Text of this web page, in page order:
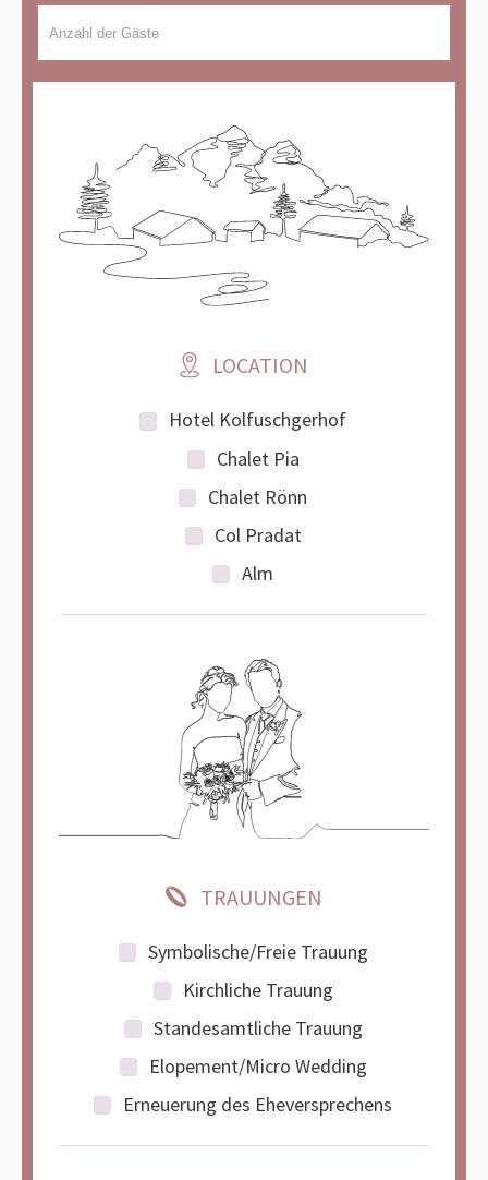
LOCATION
Hotel Kolfuschgerhof
Chalet Pia
Chalet Rönn
Col Pradat
Alm
TRAUUNGEN
Symbolische/Freie Trauung
Kirchliche Trauung
Standesamtliche Trauung
Elopement/Micro Wedding
Erneuerung des Eheversprechens